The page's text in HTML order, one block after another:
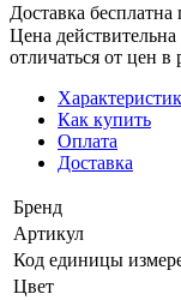
Доставка бесплатна
Цена
отличаться от цен
Как купить
Оплата
Доставка
Бренд
Артикул
Код единицы
Цвет